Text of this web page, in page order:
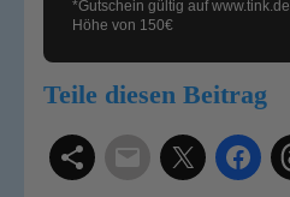
*Gutschein gültig aufwww.tink.de
Höhe von 150€
Teile diesen Beitrag